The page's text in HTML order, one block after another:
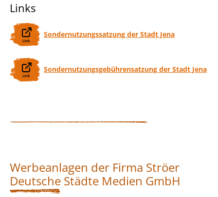
Links
Sondernutzungssatzung der Stadt Jena
Sondernutzungsgebührensatzung der Stadt Jena
Werbeanlagen der Firma Ströer
Deutsche Städte Medien GmbH